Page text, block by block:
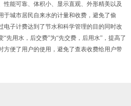
性能可靠、体积小、显示直观、外形精美以及
于城市居民自来水的计量和收费，避免了偷
电子计费达到了节水和科学管理的目的同时改
先用水，后交费”为“先交费，后用水”，提高了
方便了用户的使用，避免了查表收费给用户带